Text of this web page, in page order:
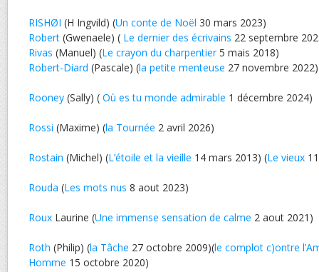
RISHØI (H Ingvild) (Un conte de Noël 30 mars 2023)
Robert (Gwenaele) ( Le dernier des écrivains 22 septembre
Rivas (Manuel) (Le crayon du charpentier5 mais 2018)
Robert-Diard (Pascale) (la petite menteuse 27 novembre 2022)
Rooney (Sally) ( Où es tu monde admirable 1 décembre 2024)
Rossi (Maxime) (la Tournée 2 avril 2026)
Rostain (Michel) (L’étoile et la vieille 14 mars 2013) (Le vieux
Rouda (Les mots nus 8 aout 2023)
Roux Laurine (Une immense sensation de calme 2 aout 2021)
Roth (Philip) (la Tâche 27 octobre 2009)(le complot c)ontre
Homme 15 octobre 2020)